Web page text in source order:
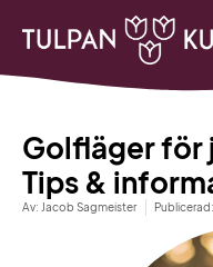
Golfläger för
Tips &
Av: Jacob Sagmeister Publicerad: